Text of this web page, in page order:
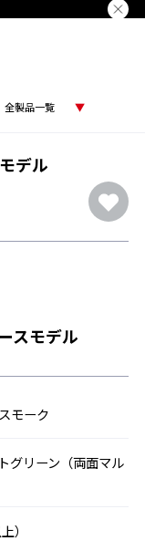
全製品一覧
デル
スモデル
モーク
グリーン（両面マル
）